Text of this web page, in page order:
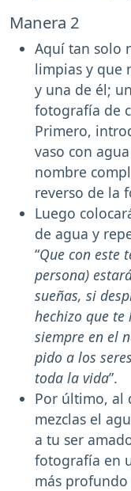
Manera 2
Aquí tan solo
limpias y que
y una de él;
fotografía de
Primero,
vaso con
nombre
reverso de la
Luego
de agua y
“Que con este
persona)
sueñas, si
hechizo que
siempre en el
pido a los
toda la vida”.
Por último, al
mezclas el
a tu ser
fotografía en
más